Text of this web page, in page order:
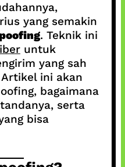
yang semakin
. Teknik ini
untuk
yang sah
ini akan
bagaimana
serta
bisa